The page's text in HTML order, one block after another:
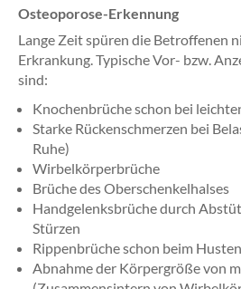
Osteoporose-Erkennung
Lange Zeit spüren die Betroffenen
Erkrankung. Typische Vor- bzw.
sind:
Knochenbrüche schon bei
Starke Rückenschmerzen bei
Ruhe)
Wirbelkörperbrüche
Brüche des Oberschenkelhalses
Handgelenksbrüche durch
Stürzen
Rippenbrüche schon beim Husten
Abnahme der Körpergröße von